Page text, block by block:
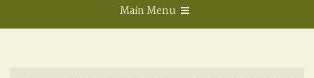
Main Menu